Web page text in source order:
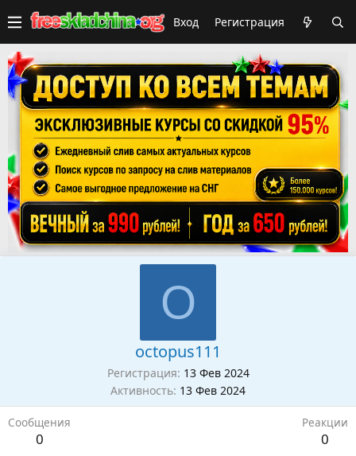
Вход Регистрация
O
octopus111
Регистрация 13 Фев 2024
Активность 13 Фев 2024
Сообщения
0
Реакции
0